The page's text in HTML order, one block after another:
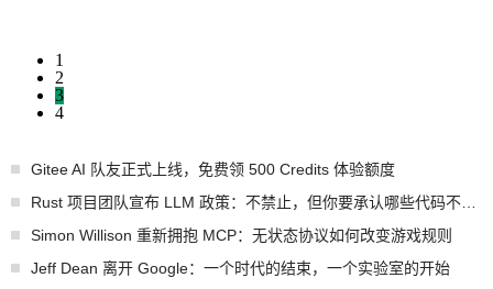
1
2
3
4
Gitee AI 队友正式上线，免费领 500 Credits 体验额度
Simon Willison 重新拥抱 MCP：无状态协议如何改变游戏规则
Jeff Dean 离开 Google：一个时代的结束，一个实验室的开始